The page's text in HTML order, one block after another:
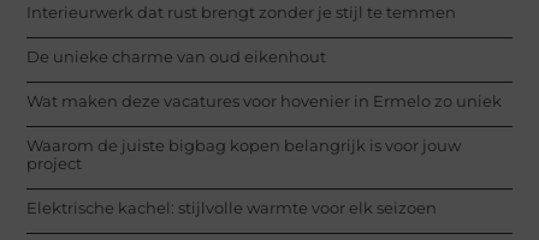
Interieurwerk dat rust brengt zonder je stijl te temmen
De unieke charme van oud eikenhout
Wat maken deze vacatures voor hovenier in Ermelo zo uniek
Waarom de juiste bigbag kopen belangrijk is voor jouw
project
Elektrische kachel: stijlvolle warmte voor elk seizoen